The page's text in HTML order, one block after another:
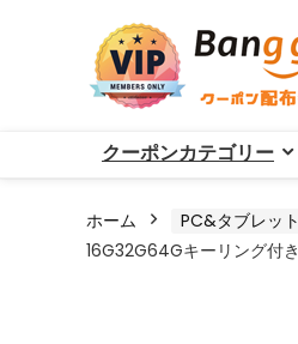
クーポンカテゴリー
ホーム PC&タブレット
16G32G64Gキーリング付き